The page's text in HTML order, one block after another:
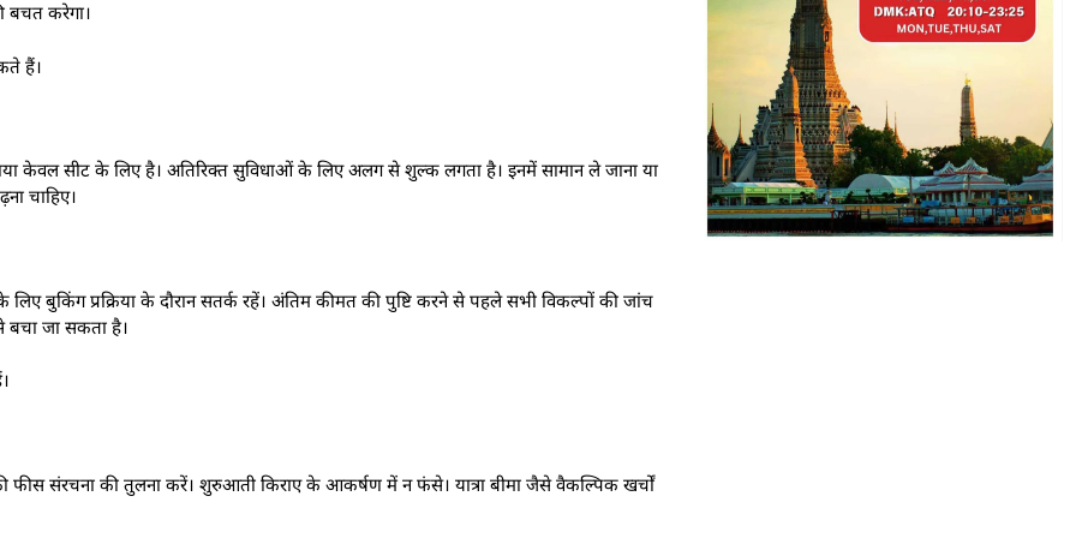
बचत करेगा।
हैं।
केवल सीट के लिए है। अतिरिक्त सुविधाओं के लिए अलग से शुल्क लगता है। इनमें सामान ले जाना या
चाहिए।
बुकिंग प्रक्रिया के दौरान सतर्क रहें। अंतिम कीमत की पुष्टि करने से पहले सभी विकल्पों की जांच
जा सकता है।
संरचना की तुलना करें। शुरुआती किराए के आकर्षण में न फंसे। यात्रा बीमा जैसे वैकल्पिक खर्चों